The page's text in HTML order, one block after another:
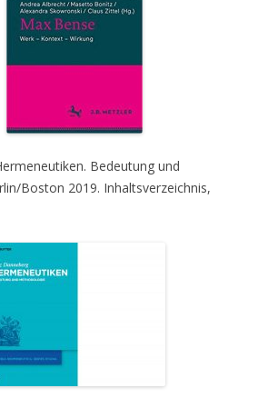
Bedeutung und
Boston 2019. Inhaltsverzeichnis,